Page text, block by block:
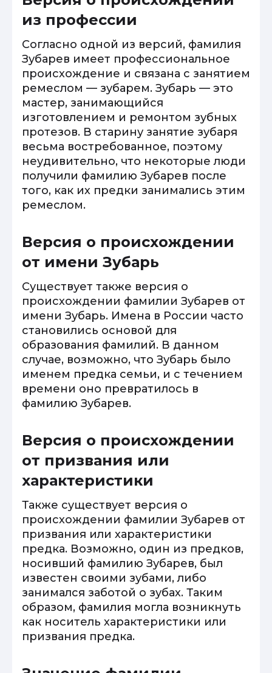
из профессии
Согласно одной из версий, фамилия
Зубарев имеет профессиональное
происхождение и связана с занятием
ремеслом — зубарем. Зубарь — это
мастер, занимающийся
изготовлением и ремонтом зубных
протезов. В старину занятие зубаря
весьма востребованное, поэтому
неудивительно, что некоторые люди
получили фамилию Зубарев после
того, как их предки занимались этим
ремеслом.
Версия о происхождении
от имени Зубарь
Существует также версия о
происхождении фамилии Зубарев от
имени Зубарь. Имена в России часто
становились основой для
образования фамилий. В данном
случае, возможно, что Зубарь было
именем предка семьи, и с течением
времени оно превратилось в
фамилию Зубарев.
Версия о происхождении
от призвания или
характеристики
Также существует версия о
происхождении фамилии Зубарев от
призвания или характеристики
предка. Возможно, один из предков,
носивший фамилию Зубарев, был
известен своими зубами, либо
занимался заботой о зубах. Таким
образом, фамилия могла возникнуть
как носитель характеристики или
призвания предка.